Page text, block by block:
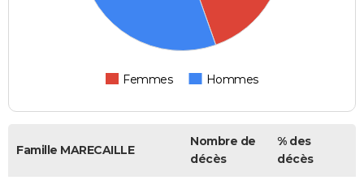
Femmes Hommes
Famille MARECAILLE
Nombre de
décès
% des
décès